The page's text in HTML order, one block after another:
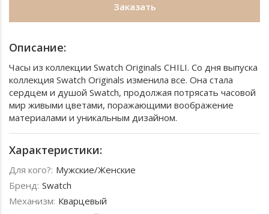
Заказать
Описание:
Часы из коллекции Swatch Originals CHILI. Со дня выпуска
коллекция Swatch Originals изменила все. Она стала
сердцем и душой Swatch, продолжая потрясать часовой
мир живыми цветами, поражающими воображение
материалами и уникальным дизайном.
Характеристики:
Для кого?: Мужские/Женские
Бренд: Swatch
Механизм: Кварцевый